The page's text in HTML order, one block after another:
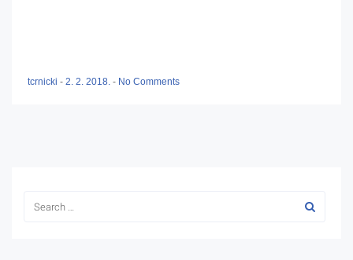
tcrnicki - 2. 2. 2018. - No Comments